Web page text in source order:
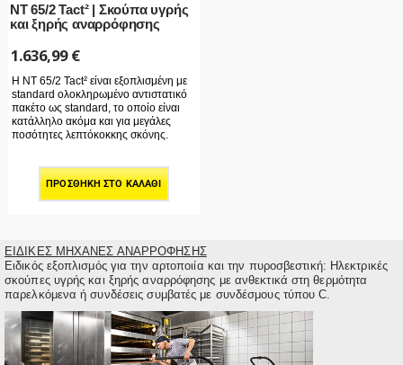
NT 65/2 Tact² | Σκούπα υγρής
και ξηρής αναρρόφησης
1.636,99€
Η NT 65/2 Tact² είναι εξοπλισμένη με
standard ολοκληρωμένο αντιστατικό
πακέτο ως standard, το οποίο είναι
κατάλληλο ακόμα και για μεγάλες
ποσότητες λεπτόκοκκης σκόνης.
ΠΡΟΣΘΉΚΗ ΣΤΟ ΚΑΛΆΘΙ
ΕΙΔΙΚΕΣ ΜΗΧΑΝΕΣ ΑΝΑΡΡΟΦΗΣΗΣ
Ειδικός εξοπλισμός για την αρτοποιία και την πυροσβεστική: Ηλεκτρικές
σκούπες υγρής και ξηρής αναρρόφησης με ανθεκτικά στη θερμότητα
παρελκόμενα ή συνδέσεις συμβατές με συνδέσμους τύπου C.